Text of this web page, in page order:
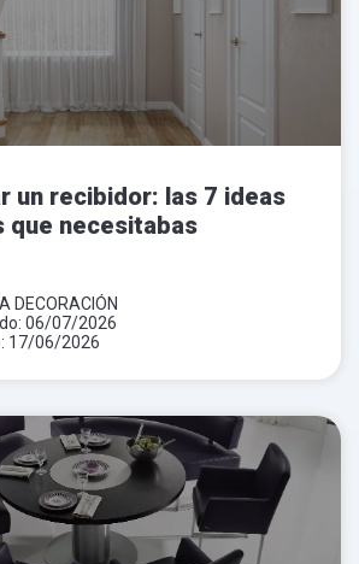
un recibidor: las 7 ideas
que necesitabas
DECORACIÓN
06/07/2026
17/06/2026